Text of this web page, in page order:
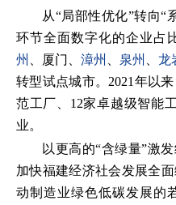
从“局部性优化”转向“
环节全面数字化的企业占
州
、厦门、 漳州 泉州 龙
转型试点城市。2021年以
范工厂、12家卓越级智能
业。
以更高的“含绿量”激
加快福建经济社会发展全
动制造业绿色低碳发展的